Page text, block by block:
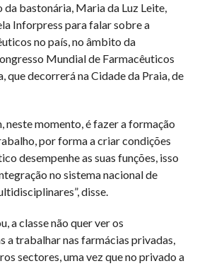
da bastonária, Maria da Luz Leite,
Inforpress para falar sobre a
no país, no âmbito da
Mundial de Farmacêuticos
que decorrerá na Cidade da Praia, de
neste momento, é fazer a formação
por forma a criar condições
desempenhe as suas funções, isso
no sistema nacional de
disse.
a classe não quer ver os
a trabalhar nas farmácias privadas,
sectores, uma vez que no privado a